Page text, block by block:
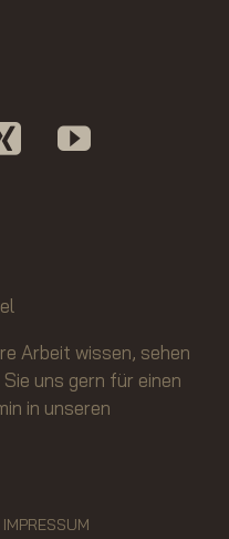
Arbeit wissen, sehen
uns gern für einen
in unseren
IMPRESSUM